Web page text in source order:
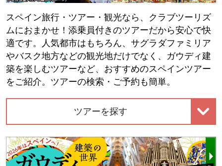
スペイン旅行・ツアー・観光なら、クラブツーリズ
ムにおまかせ！添乗員付きのツアーだから安心で快
適です。人気都市はもちろん、サグラダファミリア
やバスク地方などの観光地だけでなく、ガウディ建
築を楽しむツアーなど、おすすめのスペインツアー
をご紹介。ツアーの検索・ご予約も簡単。
ツアーを探す